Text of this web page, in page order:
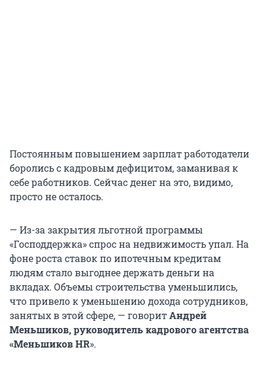
Постоянным повышением зарплат работодатели
боролись с кадровым дефицитом, заманивая к
себе работников. Сейчас денег на это, видимо,
просто не осталось.
— Из-за закрытия льготной программы
«Господдержка» спрос на недвижимость упал. На
фоне роста ставок по ипотечным кредитам
людям стало выгоднее держать деньги на
вкладах. Объемы строительства уменьшились,
что привело к уменьшению дохода сотрудников,
занятых в этой сфере, — говоритАндрей
Меньшиков, руководитель кадрового агентства
«Меньшиков HR».